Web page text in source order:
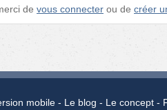
de vous connecter ou de créer
mobile Le blog Le concept